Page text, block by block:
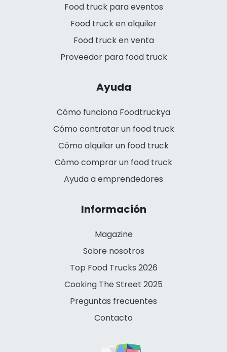
Food truck para eventos
Food truck en alquiler
Food truck en venta
Proveedor para food truck
Ayuda
Cómo funciona Foodtruckya
Cómo contratar un food truck
Cómo alquilar un food truck
Cómo comprar un food truck
Ayuda a emprendedores
Información
Magazine
Sobre nosotros
Top Food Trucks 2026
Cooking The Street 2025
Preguntas frecuentes
Contacto